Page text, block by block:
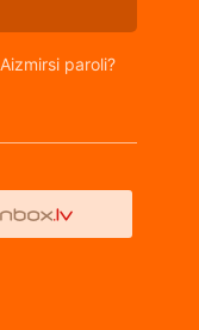
Aizmirsi paroli?